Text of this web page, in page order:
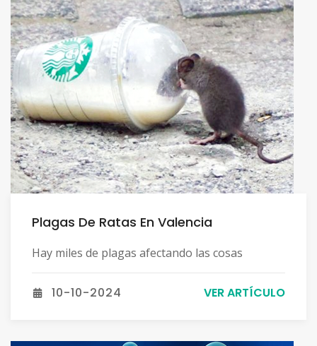
Plagas De Ratas En Valencia
Hay miles de plagas afectando las cosas
10-10-2024 VER ARTÍCULO